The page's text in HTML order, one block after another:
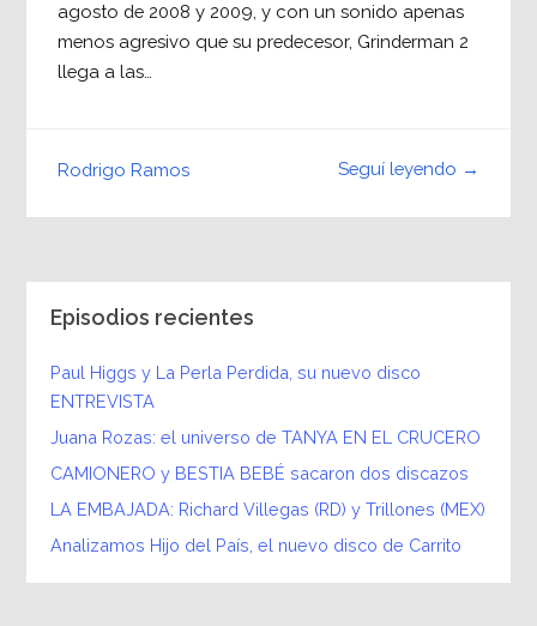
agosto de 2008 y 2009, y con un sonido apenas
menos agresivo que su predecesor, Grinderman 2
llega a las…
Seguí leyendo →
Rodrigo Ramos
Episodios recientes
Paul Higgs y La Perla Perdida, su nuevo disco
ENTREVISTA
Juana Rozas: el universo de TANYA EN EL CRUCERO
CAMIONERO y BESTIA BEBÉ sacaron dos discazos
LA EMBAJADA: Richard Villegas (RD) y Trillones (MEX)
Analizamos Hijo del País, el nuevo disco de Carrito